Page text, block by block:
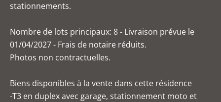
stationnements.
Nombre de lots principaux: 8 - Livraison prévue le
01/04/2027 - Frais de notaire réduits.
Photos non contractuelles.
Biens disponibles à la vente dans cette résidence
-T3 en duplex avec garage, stationnement moto et